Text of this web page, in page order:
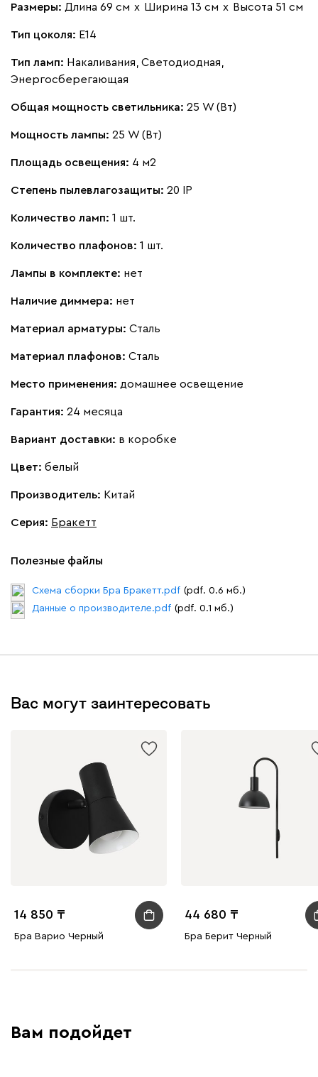
Размеры: Длина 69 см х Ширина 13 см х Высота 51 см
Тип цоколя: E14
Тип ламп: Накаливания, Светодиодная,
Энергосберегающая
Общая мощность светильника: 25 W (Вт)
Мощность лампы: 25 W (Вт)
Площадь освещения: 4 м2
Степень пылевлагозащиты: 20 IP
Количество ламп: 1 шт.
Количество плафонов: 1 шт.
Лампы в комплекте: нет
Наличие диммера: нет
Материал арматуры: Сталь
Материал плафонов: Сталь
Место применения: домашнее освещение
Гарантия: 24 месяца
Вариант доставки: в коробке
Цвет: белый
Производитель: Китай
Серия: Бракетт
Полезные файлы
Схема сборки Бра Бракетт.pdf (pdf. 0.6 мб.)
Данные о производителе.pdf (pdf. 0.1 мб.)
Вас могут заинтересовать
14 850
Бра Варио Черный
44 680
Бра Берит Черный
Вам подойдет